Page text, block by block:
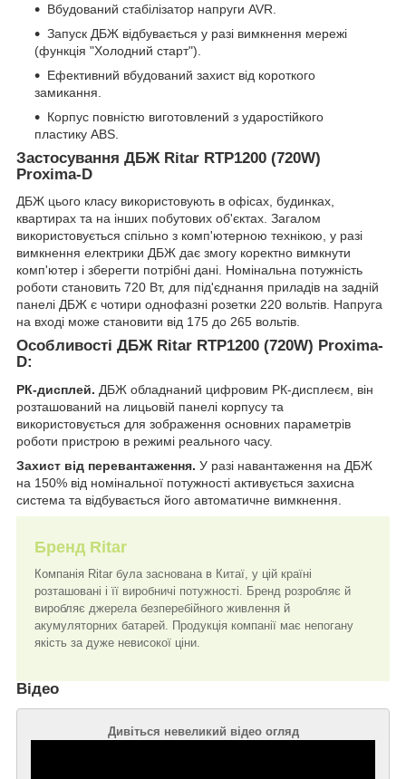
Вбудований стабілізатор напруги AVR.
Запуск ДБЖ відбувається у разі вимкнення мережі
(функція "Холодний старт").
Ефективний вбудований захист від короткого
замикання.
Корпус повністю виготовлений з ударостійкого
пластику ABS.
Застосування ДБЖ Ritar RTP1200 (720W)
Proxima-D
ДБЖ цього класу використовують в офісах, будинках,
квартирах та на інших побутових об'єктах. Загалом
використовується спільно з комп'ютерною технікою, у разі
вимкнення електрики ДБЖ дає змогу коректно вимкнути
комп'ютер і зберегти потрібні дані. Номінальна потужність
роботи становить 720 Вт, для під'єднання приладів на задній
панелі ДБЖ є чотири однофазні розетки 220 вольтів. Напруга
на вході може становити від 175 до 265 вольтів.
Особливості ДБЖ Ritar RTP1200 (720W) Proxima-
D:
РК-дисплей. ДБЖ обладнаний цифровим РК-дисплеєм, він
розташований на лицьовій панелі корпусу та
використовується для зображення основних параметрів
роботи пристрою в режимі реального часу.
Захист від перевантаження. У разі навантаження на ДБЖ
на 150% від номінальної потужності активується захисна
система та відбувається його автоматичне вимкнення.
Бренд Ritar
Компанія Ritar була заснована в Китаї, у цій країні
розташовані і її виробничі потужності. Бренд розробляє й
виробляє джерела безперебійного живлення й
акумуляторних батарей. Продукція компанії має непогану
якість за дуже невисокої ціни.
Відео
Дивіться невеликий відео огляд